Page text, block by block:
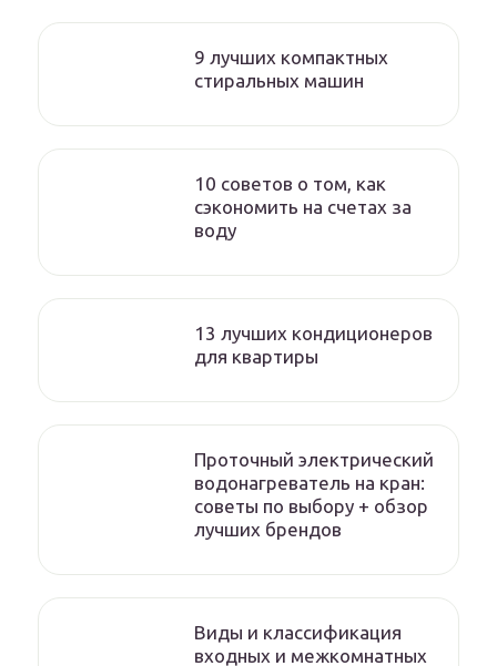
9 лучших компактных
стиральных машин
10 советов о том, как
сэкономить на счетах за
воду
13 лучших кондиционеров
для квартиры
Проточный электрический
водонагреватель на кран:
советы по выбору + обзор
лучших брендов
Виды и классификация
входных и межкомнатных